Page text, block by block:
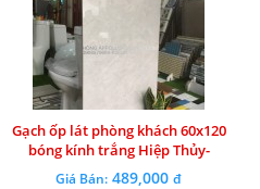
Gạch ốp lát phòng khách 60x120
bóng kính trắng Hiệp Thủy-
HONGAPPOLLO
Giá Bán: 489,000đ